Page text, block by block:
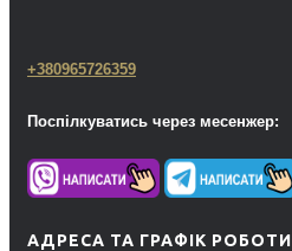
+380965726359
Поспілкуватись через месенжер:
АДРЕСА ТА ГРАФІК РОБОТИ